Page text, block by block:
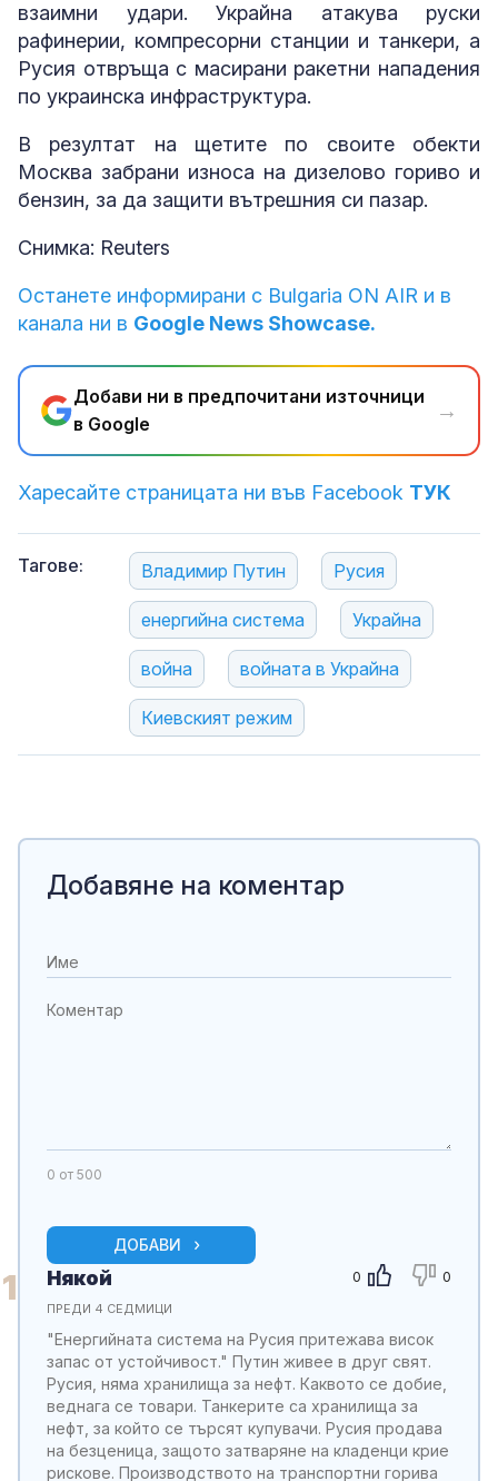
взаимни удари. Украйна атакува руски
рафинерии, компресорни станции и танкери, а
Русия отвръща с масирани ракетни нападения
по украинска инфраструктура.
В резултат на щетите по своите обекти
Москва забрани износа на дизелово гориво и
бензин, за да защити вътрешния си пазар.
Снимка: Reuters
Останете информирани с Bulgaria ON AIR и в
канала ни в Google News Showcase.
Добави ни в предпочитани източници
в Google
→
Харесайте страницата ни във Facebook ТУК
Тагове: Владимир Путин Русия
енергийна система Украйна
война войната в Украйна
Киевският режим
Добавяне на коментар
0 от 500
ДОБАВИ
1 0 0
Някой
ПРЕДИ 4 СЕДМИЦИ
"Енергийната система на Русия притежава висок
запас от устойчивост." Путин живее в друг свят.
Русия, няма хранилища за нефт. Каквото се добие,
веднага се товари. Танкерите са хранилища за
нефт, за който се търсят купувачи. Русия продава
на безценица, защото затваряне на кладенци крие
рискове. Производството на транспортни горива